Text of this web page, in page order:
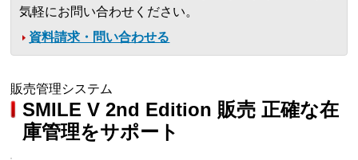
気軽にお問い合わせください。
資料請求・問い合わせる
販売管理システム
SMILE V 2nd Edition 販売 正確な在
庫管理をサポート